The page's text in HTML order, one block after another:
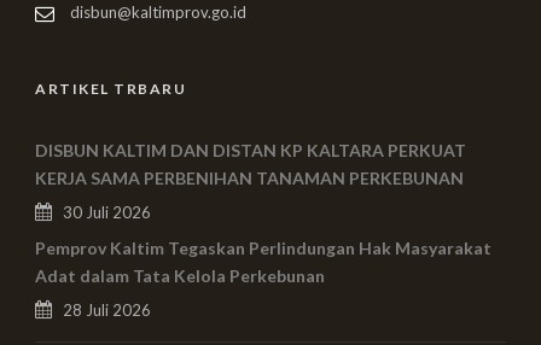
disbun@kaltimprov.go.id
ARTIKEL TRBARU
DISBUN KALTIM DAN DISTAN KP KALTARA PERKUAT
KERJA SAMA PERBENIHAN TANAMAN PERKEBUNAN
30 Juli 2026
Pemprov Kaltim Tegaskan Perlindungan Hak Masyarakat
Adat dalam Tata Kelola Perkebunan
28 Juli 2026